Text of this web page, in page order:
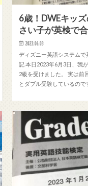
6歳！DWEキッ
さい子が英検で
2023.06.03
ディズニー英語システム
記 本日2023年6月3日、我
2級を受けました。 実は前
とダブル受験しているので